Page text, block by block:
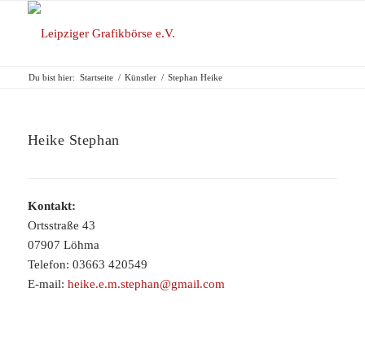
Du bist hier: Startseite / Künstler / Stephan Heike
Heike Stephan
Kontakt:
Ortsstraße 43
07907 Löhma
Telefon: 03663 420549
E-mail: heike.e.m.stephan@gmail.com